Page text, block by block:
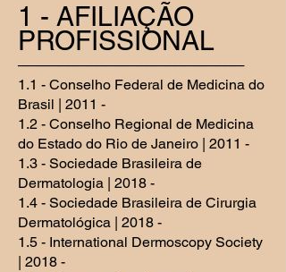
1 - AFILIAÇÃO
PROFISSIONAL
───────────────────────
1.1 - Conselho Federal de Medicina do
Brasil | 2011 -
1.2 - Conselho Regional de Medicina
do Estado do Rio de Janeiro | 2011 -
1.3 - Sociedade Brasileira de
Dermatologia | 2018 -
1.4 - Sociedade Brasileira de Cirurgia
Dermatológica | 2018 -
1.5 - International Dermoscopy Society
| 2018 -